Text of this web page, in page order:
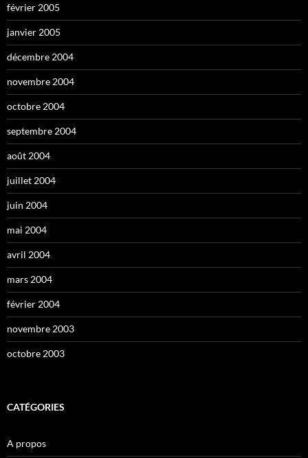
février 2005
janvier 2005
décembre 2004
novembre 2004
octobre 2004
septembre 2004
août 2004
juillet 2004
juin 2004
mai 2004
avril 2004
mars 2004
février 2004
novembre 2003
octobre 2003
CATÉGORIES
A propos